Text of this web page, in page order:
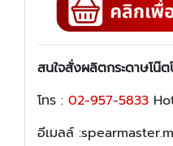
สนใจสั่งผลิตกระดาษโน๊
โทร : 02-957-5833
อีเมลล์